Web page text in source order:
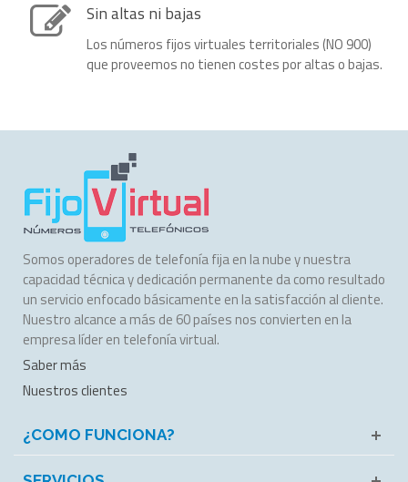
Sin altas ni bajas
Los números fijos virtuales territoriales (NO 900)
que proveemos no tienen costes por altas o bajas.
Somos operadores de telefonía fija en la nube y nuestra
capacidad técnica y dedicación permanente da como resultado
un servicio enfocado básicamente en la satisfacción al cliente.
Nuestro alcance a más de 60 países nos convierten en la
empresa líder en telefonía virtual.
Saber más
Nuestros clientes
¿COMO FUNCIONA?